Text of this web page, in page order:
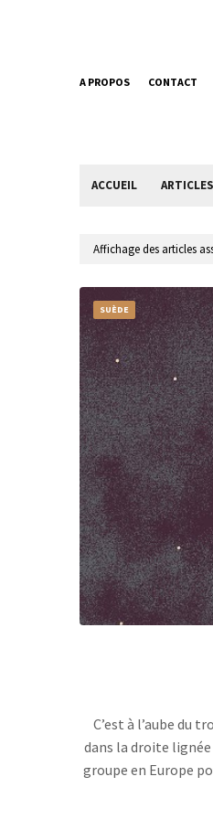
A PROPOS CONTACT
ACCUEIL ARTICLES
Affichage des articles
SUÈDE
C’est à l’aube du
dans la droite
groupe en Europe